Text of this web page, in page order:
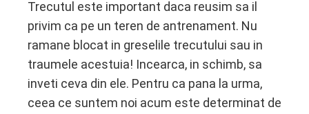
Trecutul este important daca reusim sa il
privim ca pe un teren de antrenament. Nu
ramane blocat in greselile trecutului sau in
traumele acestuia! Incearca, in schimb, sa
inveti ceva din ele. Pentru ca pana la urma,
ceea ce suntem noi acum este determinat de